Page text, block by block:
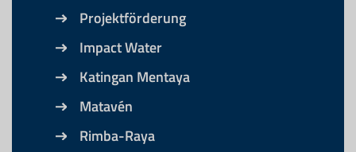
Projektförderung
Impact Water
Katingan Mentaya
Matavén
Rimba-Raya